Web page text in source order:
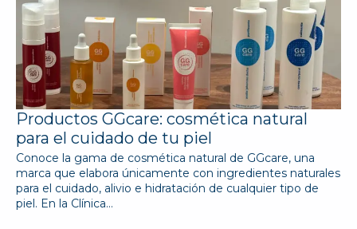
Productos GGcare: cosmética natural
para el cuidado de tu piel
Conoce la gama de cosmética natural de GGcare, una
marca que elabora únicamente con ingredientes naturales
para el cuidado, alivio e hidratación de cualquier tipo de
piel. En la Clínica…